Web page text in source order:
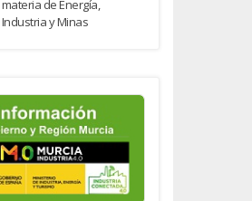
materia de Energía,
Industria y Minas